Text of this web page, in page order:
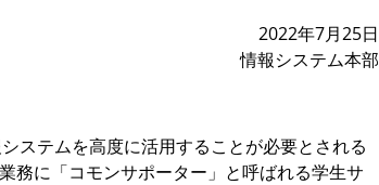
2022年7月25日
情報システム本部
ステムを高度に活用することが必要とされる
務に「コモンサポーター」と呼ばれる学生サ